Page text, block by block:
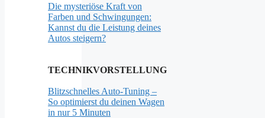
Die mysteriöse Kraft von
Farben und Schwingungen:
Kannst du die Leistung deines
Autos steigern?
TECHNIKVORSTELLUNG
Blitzschnelles Auto-Tuning –
So optimierst du deinen Wagen
in nur 5 Minuten